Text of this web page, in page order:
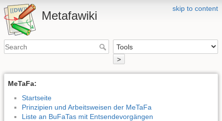
skip to content
Metafawiki
>
MeTaFa:
Startseite
Prinzipien und Arbeitsweisen der MeTaFa
Liste an BuFaTas mit Entsendevorgängen